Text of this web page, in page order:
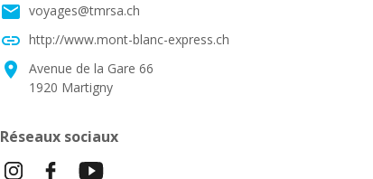
email voyages@tmrsa.ch
link http://www.mont-blanc-express.ch
location_on
Avenue de la Gare 66
1920 Martigny
Réseaux sociaux